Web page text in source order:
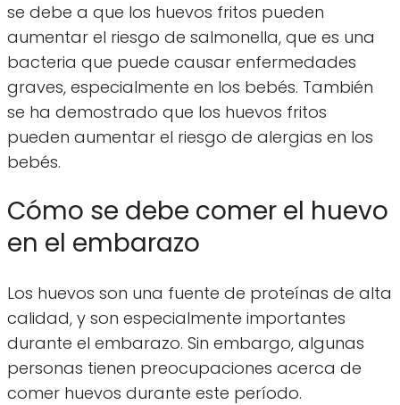
se debe a que los huevos fritos pueden
aumentar el riesgo de salmonella, que es una
bacteria que puede causar enfermedades
graves, especialmente en los bebés. También
se ha demostrado que los huevos fritos
pueden aumentar el riesgo de alergias en los
bebés.
Cómo se debe comer el huevo
en el embarazo
Los huevos son una fuente de proteínas de alta
calidad, y son especialmente importantes
durante el embarazo. Sin embargo, algunas
personas tienen preocupaciones acerca de
comer huevos durante este período.